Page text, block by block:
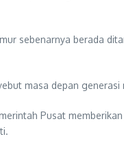
sebenarnya berada
masa depan
Pusat